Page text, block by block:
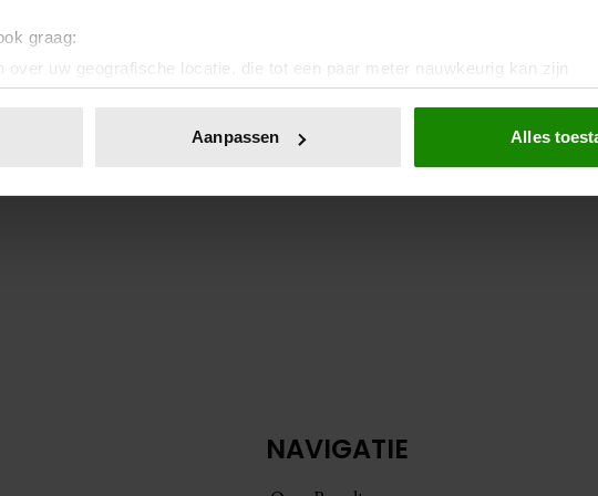
graag:
over uw geografische locatie, die tot een paar meter nauwkeurig kan zijn
door het actief te scannen op specifieke eigenschappen (fingerprinting)
of intrekken in de Cookieverklaring.
Aanpassen Alles
NAVIGATIE